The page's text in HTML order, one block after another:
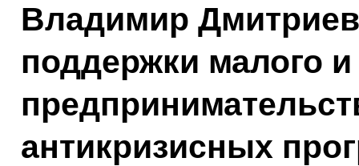
Владимир
поддержки малого и
антикризисных